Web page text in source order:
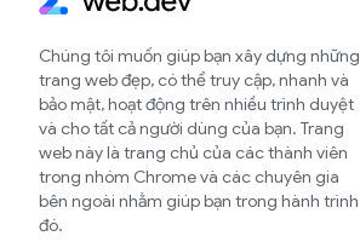
Chúng tôi muốn giúp bạn xây dựng những
trang web đẹp, có thể truy cập, nhanh và
bảo mật, hoạt động trên nhiều trình duyệt
và cho tất cả người dùng của bạn. Trang
web này là trang chủ của các thành viên
trong nhóm Chrome và các chuyên gia
bên ngoài nhằm giúp bạn trong hành trình
đó.